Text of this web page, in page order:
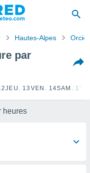
Hautes-Alpes
par
JEU. 13 VEN. 14SAM. 15
heures